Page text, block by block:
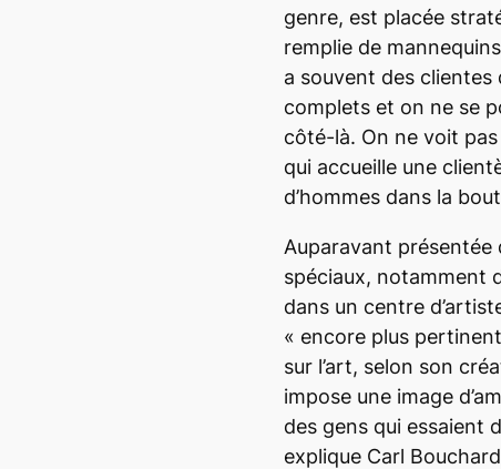
genre, est placée
remplie de
a souvent des
complets et on ne se
côté-là. On ne voit
qui accueille une
d’hommes dans la
Auparavant présentée
spéciaux, notamment
dans un centre
« encore plus
sur l’art, selon son
impose une image
des gens qui essaient
explique Carl